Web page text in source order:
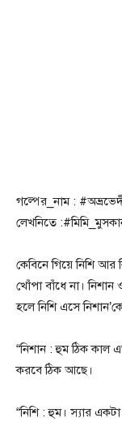
গল্পের_নাম :
লেখনিতে
কেবিনে গিয়ে নিশি
খোঁপা বাঁধে না।
হলে নিশি এসে
“নিশান : হুম ঠিক কাল
করবে ঠিক আছে।
“নিশি : হুম। স্যার